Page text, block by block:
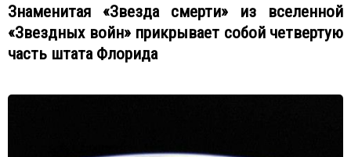
Знаменитая «Звезда смерти» из вселенной
«Звездных войн» прикрывает собой четвертую
часть штата Флорида